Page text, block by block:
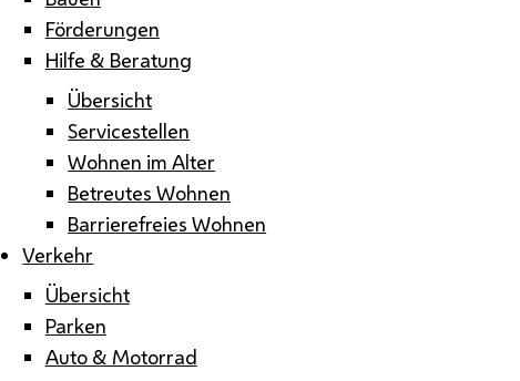
Förderungen
Hilfe & Beratung
Übersicht
Servicestellen
Wohnen im Alter
Betreutes Wohnen
Barrierefreies Wohnen
Verkehr
Übersicht
Parken
Auto & Motorrad